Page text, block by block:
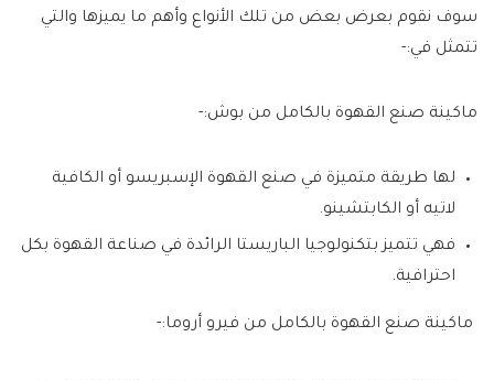
سوف نقوم بعرض بعض من تلك الأنواع وأهم ما يميزها والتي
تتمثل في:-
ماكينة صنع القهوة بالكامل من بوش:-
لها طريقة متميزة في صنع القهوة الإسبريسو أو الكافية
لاتيه أو الكابتشينو.
فهي تتميز بتكنولوجيا الباريستا الرائدة في صناعة القهوة بكل
احترافية.
ماكينة صنع القهوة بالكامل من فيرو أروما:-